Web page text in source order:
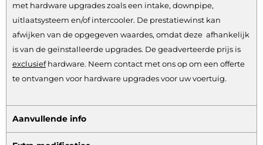
met hardware upgrades zoals een intake, downpipe,
uitlaatsysteem en/of intercooler. De prestatiewinst kan
afwijken van de opgegeven waardes, omdat deze afhankelijk
is van de geïnstalleerde upgrades. De geadverteerde prijs is
exclusiefhardware. Neem contact met ons op om een offerte
te ontvangen voor hardware upgrades voor uw voertuig.
Aanvullende info